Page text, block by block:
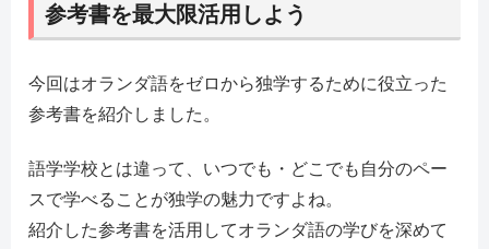
参考書を最大限活用しよう
今回はオランダ語をゼロから独学するために役立った
参考書を紹介しました。
語学学校とは違って、いつでも・どこでも自分のペー
スで学べることが独学の魅力ですよね。
紹介した参考書を活用してオランダ語の学びを深めて